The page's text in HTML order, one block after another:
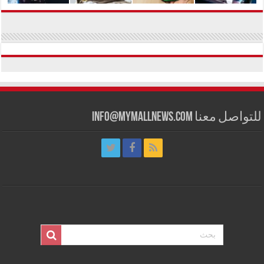
للتواصل معنا info@mymallnews.com